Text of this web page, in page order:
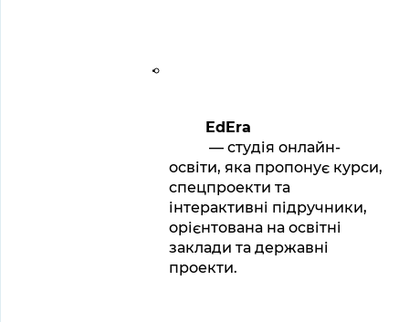
EdEra
— студія онлайн-
освіти, яка пропонує курси,
спецпроекти та
інтерактивні підручники,
орієнтована на освітні
заклади та державні
проекти.